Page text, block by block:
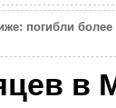
погибли более
в